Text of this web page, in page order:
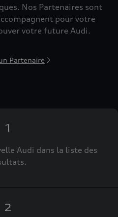
Nos Partenaires sont
pour votre
votre future Audi.
Partenaire
1
Audi dans la liste des
2